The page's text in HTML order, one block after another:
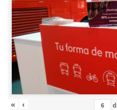
« ‹